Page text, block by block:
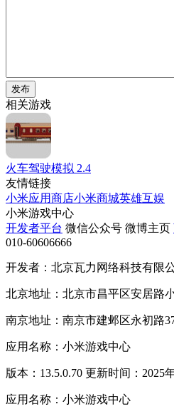
发布
相关游戏
火车驾驶模拟 2.4
友情链接
小米应用商店小米商城英雄互娱
小米游戏中心
开发者平台 微信公众号 微博主页
010-60606666
开发者：北京瓦力网络科技有限
北京地址：北京市昌平区安居路
南京地址：南京市建邺区永初路
应用名称：小米游戏中心
版本：13.5.0.70 更新时间：2025
应用名称：小米游戏中心